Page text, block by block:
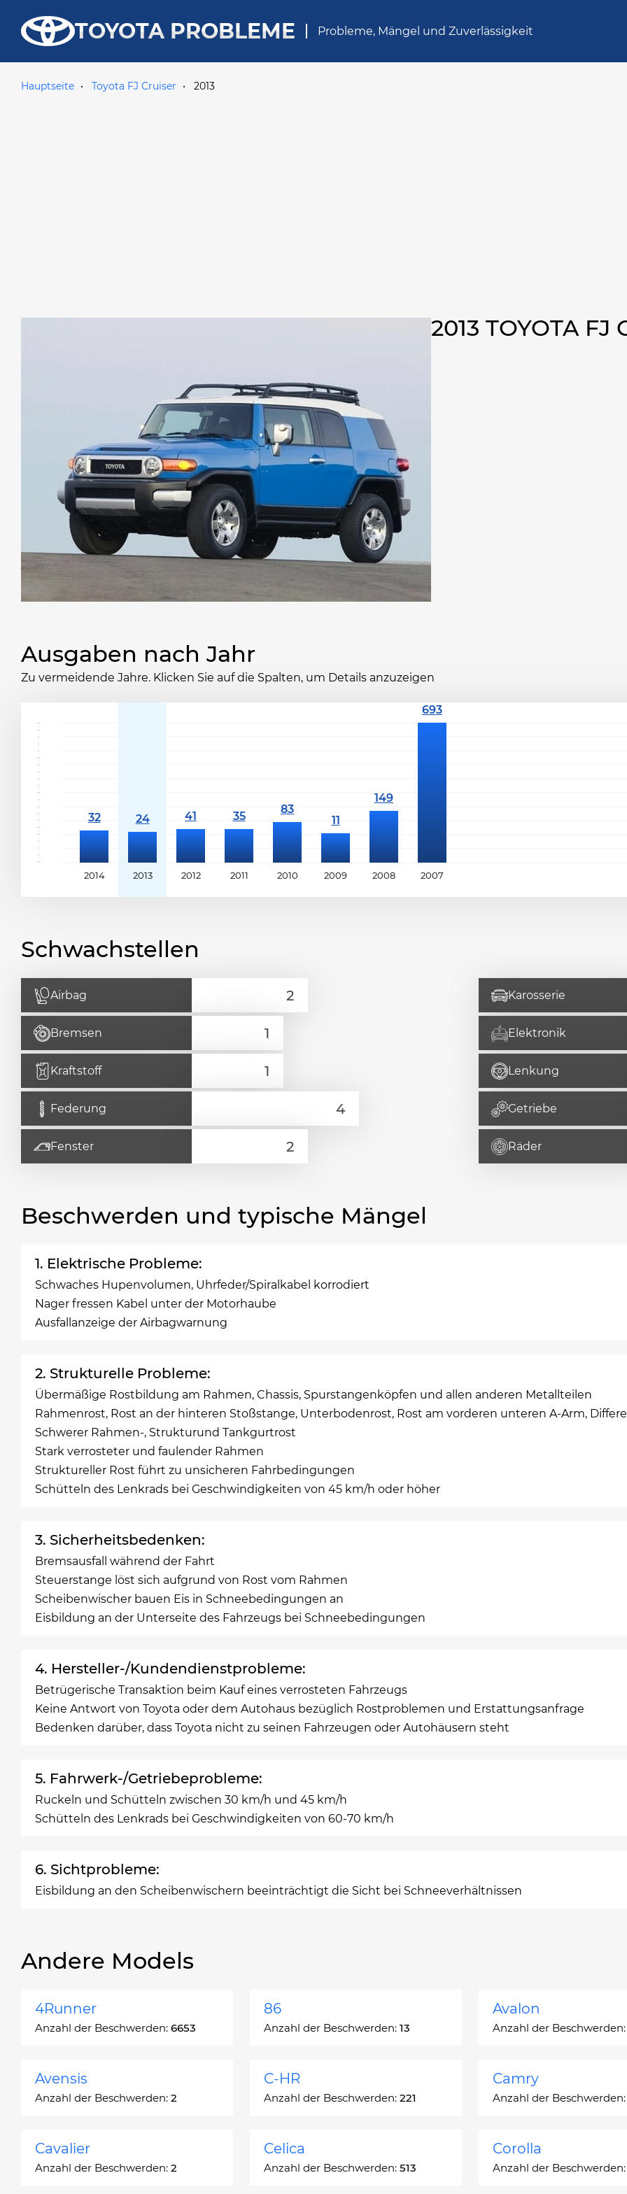
TOYOTA PROBLEME Probleme, Mängel und Zuverlässigkeit
Hauptseite Toyota FJ Cruiser 2013
2013 TOYOTA FJ
Ausgaben nach Jahr
Zu vermeidende Jahre. Klicken Sie auf die Spalten, um Details anzuzeigen
2014 2013 2012 2011 2010 2009 2008 2007
Schwachstellen
Airbag Karosserie
Bremsen Elektronik
Kraftstoff Lenkung
Federung Getriebe
Fenster Räder
Beschwerden und typische Mängel
1. Elektrische Probleme:
Schwaches Hupenvolumen, Uhrfeder/Spiralkabel korrodiert
Nager fressen Kabel unter der Motorhaube
Ausfallanzeige der Airbagwarnung
2. Strukturelle Probleme:
Übermäßige Rostbildung am Rahmen, Chassis, Spurstangenköpfen und allen anderen Metallteilen
Rahmenrost, Rost an der hinteren Stoßstange, Unterbodenrost, Rost am vorderen unteren A-Arm,
Schwerer Rahmen-, Strukturund Tankgurtrost
Stark verrosteter und faulender Rahmen
Struktureller Rost führt zu unsicheren Fahrbedingungen
Schütteln des Lenkrads bei Geschwindigkeiten von 45 km/h oder höher
3. Sicherheitsbedenken:
Bremsausfall während der Fahrt
Steuerstange löst sich aufgrund von Rost vom Rahmen
Scheibenwischer bauen Eis in Schneebedingungen an
Eisbildung an der Unterseite des Fahrzeugs bei Schneebedingungen
4. Hersteller-/Kundendienstprobleme:
Betrügerische Transaktion beim Kauf eines verrosteten Fahrzeugs
Keine Antwort von Toyota oder dem Autohaus bezüglich Rostproblemen und Erstattungsanfrage
Bedenken darüber, dass Toyota nicht zu seinen Fahrzeugen oder Autohäusern steht
5. Fahrwerk-/Getriebeprobleme:
Ruckeln und Schütteln zwischen 30 km/h und 45 km/h
Schütteln des Lenkrads bei Geschwindigkeiten von 60-70 km/h
6. Sichtprobleme:
Eisbildung an den Scheibenwischern beeinträchtigt die Sicht bei Schneeverhältnissen
Andere Models
4Runner
Anzahl der Beschwerden: 6653
86
Anzahl der Beschwerden: 13
Avalon
Anzahl der Beschwerden:
Avensis
Anzahl der Beschwerden: 2
C-HR
Anzahl der Beschwerden: 221
Camry
Anzahl der Beschwerden:
Cavalier
Anzahl der Beschwerden: 2
Celica
Anzahl der Beschwerden: 513
Corolla
Anzahl der Beschwerden: